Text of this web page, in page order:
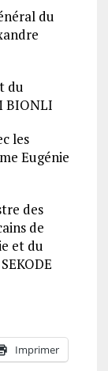
du
du
BIONLI
les
Eugénie
des
de
et du
Imprimer